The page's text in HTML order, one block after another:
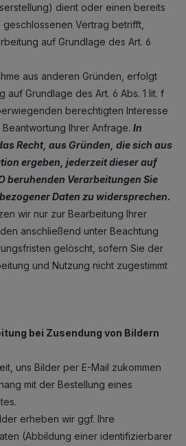
dient oder einen bereits
Vertrag betrifft,
auf Grundlage des Art. 6
aus anderen Gründen, erfolgt
auf Grundlage des Art. 6 Abs. 1 lit. f
berechtigten Interesse
Ihrer Anfrage. In
Recht, aus Gründen, die sich aus
ergeben, jederzeit dieser auf
beruhenden Verarbeitungen Sie
Daten zu widersprechen.
wir nur zur Bearbeitung Ihrer
anschließend unter Beachtung
gelöscht, sofern Sie der
und Nutzung nicht zugestimmt
bei Zusendung von Bildern
uns Bilder per E-Mail zukommen
mit der Bestellung eines
erheben wir ggf. Ihre
(Abbildung einer identifizierbarer